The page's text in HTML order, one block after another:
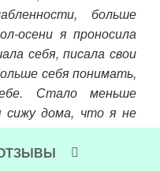
больше
осени я проносила
себя, писала свои
себя понимать,
Стало меньше
сижу дома, что я не
своему творчеству,
приоритеты: я